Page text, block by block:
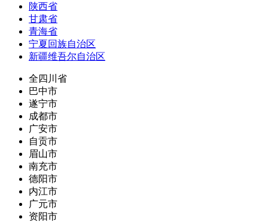
陕西省
甘肃省
青海省
宁夏回族自治区
新疆维吾尔自治区
全四川省
巴中市
遂宁市
成都市
广安市
自贡市
眉山市
南充市
德阳市
内江市
广元市
资阳市